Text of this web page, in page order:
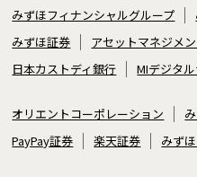
みずほフィナンシャルグループ
みずほ証券
アセットマネジメ
日本カストディ銀行
MIデジタ
オリエントコーポレーション
PayPay証券
楽天証券 みず